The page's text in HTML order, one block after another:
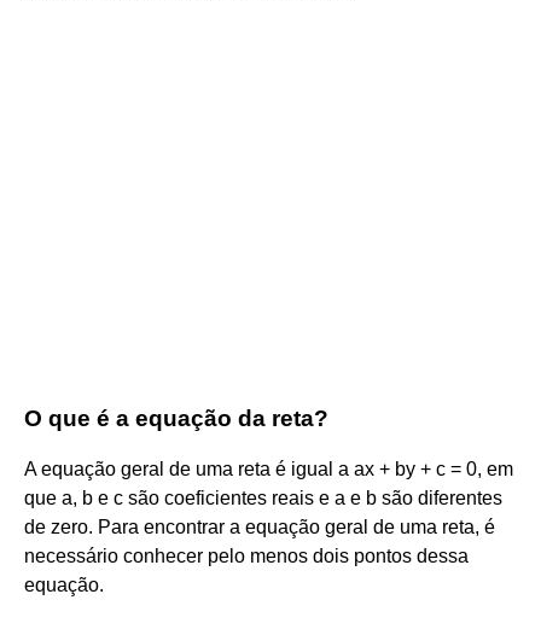
O que é a equação da reta?
A equação geral de uma reta é igual a ax + by + c = 0, em
que a, b e c são coeficientes reais e a e b são diferentes
de zero. Para encontrar a equação geral de uma reta, é
necessário conhecer pelo menos dois pontos dessa
equação.